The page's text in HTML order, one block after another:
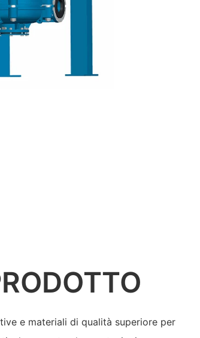
e materiali di qualità superiore per